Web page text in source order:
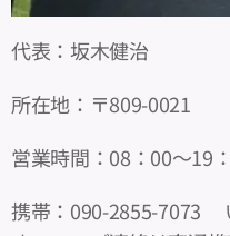
代表：坂木健治
所在地：〒809-0021
営業時間：08：00～19
携帯：090-2855-7073